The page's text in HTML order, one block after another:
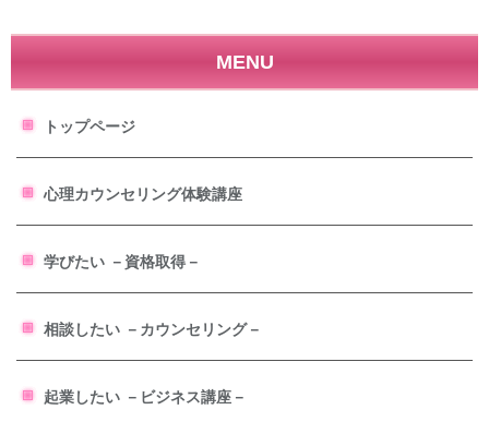
MENU
トップページ
心理カウンセリング体験講座
学びたい －資格取得－
相談したい －カウンセリング－
起業したい －ビジネス講座－